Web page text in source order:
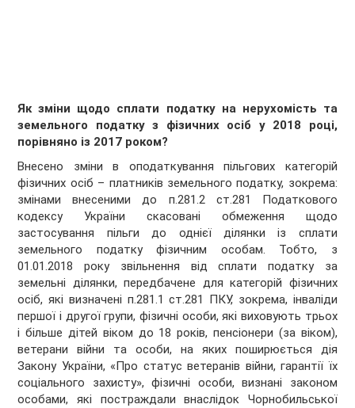
Як зміни щодо сплати податку на нерухомість та
земельного податку з фізичних осіб у 2018 році,
порівняно із 2017 роком?
Внесено зміни в оподаткування пільгових категорій
фізичних осіб – платників земельного податку, зокрема:
змінами внесеними до п.281.2 ст.281 Податкового
кодексу України скасовані обмеження щодо
застосування пільги до однієї ділянки із сплати
земельного податку фізичним особам. Тобто, з
01.01.2018 року звільнення від сплати податку за
земельні ділянки, передбачене для категорій фізичних
осіб, які визначені п.281.1 ст.281 ПКУ, зокрема, інваліди
першої і другої групи, фізичні особи, які виховують трьох
і більше дітей віком до 18 років, пенсіонери (за віком),
ветерани війни та особи, на яких поширюється дія
Закону України, «Про статус ветеранів війни, гарантії їх
соціального захисту», фізичні особи, визнані законом
особами, які постраждали внаслідок Чорнобильської